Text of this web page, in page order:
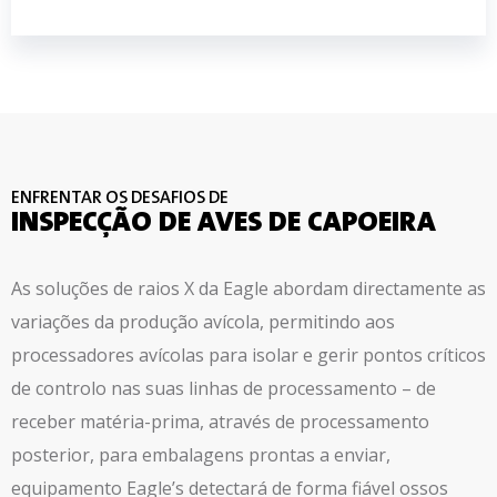
ENFRENTAR OS DESAFIOS DE
INSPECÇÃO DE AVES DE CAPOEIRA
As soluções de raios X da Eagle abordam directamente as
variações da produção avícola, permitindo aos
processadores avícolas para isolar e gerir pontos críticos
de controlo nas suas linhas de processamento – de
receber matéria-prima, através de processamento
posterior, para embalagens prontas a enviar,
equipamento Eagle’s detectará de forma fiável ossos